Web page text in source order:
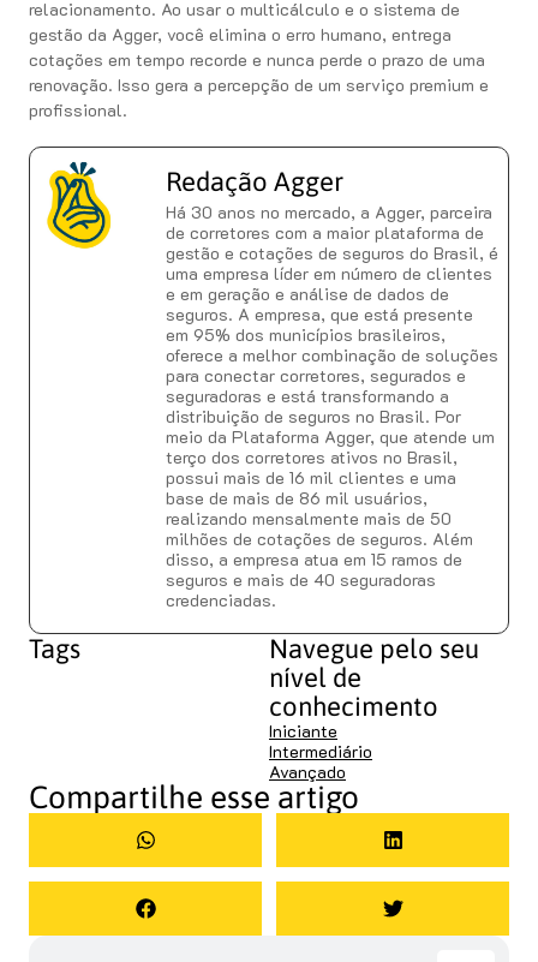
relacionamento. Ao usar o multicálculo e o sistema de
gestão da Agger, você elimina o erro humano, entrega
cotações em tempo recorde e nunca perde o prazo de uma
renovação. Isso gera a percepção de um serviço premium e
profissional.
Redação Agger
Há 30 anos no mercado, a Agger, parceira
de corretores com a maior plataforma de
gestão e cotações de seguros do Brasil, é
uma empresa líder em número de clientes
e em geração e análise de dados de
seguros. A empresa, que está presente
em 95% dos municípios brasileiros,
oferece a melhor combinação de soluções
para conectar corretores, segurados e
seguradoras e está transformando a
distribuição de seguros no Brasil. Por
meio da Plataforma Agger, que atende um
terço dos corretores ativos no Brasil,
possui mais de 16 mil clientes e uma
base de mais de 86 mil usuários,
realizando mensalmente mais de 50
milhões de cotações de seguros. Além
disso, a empresa atua em 15 ramos de
seguros e mais de 40 seguradoras
credenciadas.
Tags
Navegue pelo seu
nível de
conhecimento
Iniciante
Intermediário
Avançado
Compartilhe esse artigo